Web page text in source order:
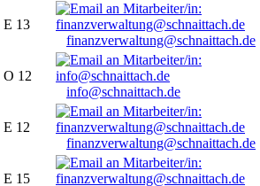
E 13
finanzverwaltung@schnaittach.de
O 12
info@schnaittach.de
E 12
finanzverwaltung@schnaittach.de
E 15